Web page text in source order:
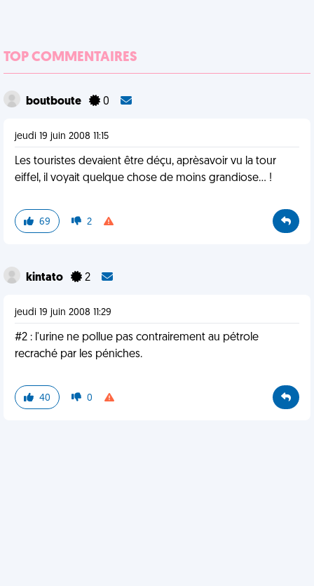
TOP COMMENTAIRES
boutboute 0
jeudi 19 juin 2008 11:15
Les touristes devaient être déçu, aprèsavoir vu la tour
eiffel, il voyait quelque chose de moins grandiose... !
69 2
kintato 2
jeudi 19 juin 2008 11:29
#2 : l'urine ne pollue pas contrairement au pétrole
recraché par les péniches.
40 0